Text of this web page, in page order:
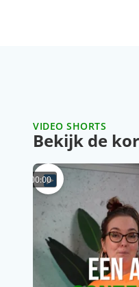
VIDEO SHORTS
Bekijk de
00:00